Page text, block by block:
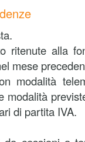
ritenute alla
mese
modalità
di partita IVA.